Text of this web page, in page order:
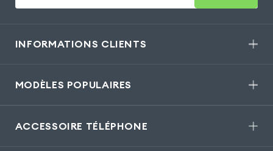
INFORMATIONS CLIENTS
MODÈLES POPULAIRES
ACCESSOIRE TÉLÉPHONE